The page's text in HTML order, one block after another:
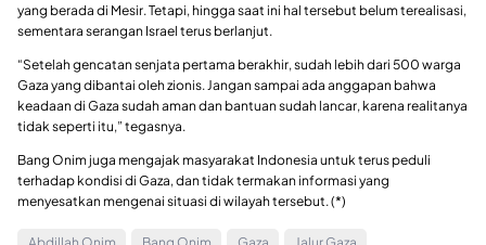
yang berada di Mesir. Tetapi, hingga saat ini hal tersebut belum terealisasi,
sementara serangan Israel terus berlanjut.
“Setelah gencatan senjata pertama berakhir, sudah lebih dari 500 warga
Gaza yang dibantai oleh zionis. Jangan sampai ada anggapan bahwa
keadaan di Gaza sudah aman dan bantuan sudah lancar, karena realitanya
tidak seperti itu,” tegasnya.
Bang Onim juga mengajak masyarakat Indonesia untuk terus peduli
terhadap kondisi di Gaza, dan tidak termakan informasi yang
menyesatkan mengenai situasi di wilayah tersebut. (*)